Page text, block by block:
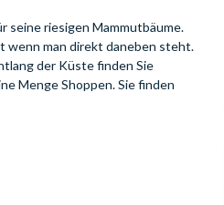
seine riesigen Mammutbäume.
wenn man direkt daneben steht.
der Küste finden Sie
Menge Shoppen. Sie finden